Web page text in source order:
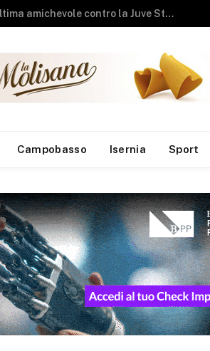
Studenti universitari, 6 milioni dai Fondi Europei per le borse di studio
Campobasso Isernia Sport